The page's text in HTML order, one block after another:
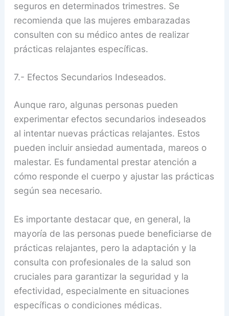
seguros en determinados trimestres. Se
recomienda que las mujeres embarazadas
consulten con su médico antes de realizar
prácticas relajantes específicas.
7.- Efectos Secundarios Indeseados.
Aunque raro, algunas personas pueden
experimentar efectos secundarios indeseados
al intentar nuevas prácticas relajantes. Estos
pueden incluir ansiedad aumentada, mareos o
malestar. Es fundamental prestar atención a
cómo responde el cuerpo y ajustar las prácticas
según sea necesario.
Es importante destacar que, en general, la
mayoría de las personas puede beneficiarse de
prácticas relajantes, pero la adaptación y la
consulta con profesionales de la salud son
cruciales para garantizar la seguridad y la
efectividad, especialmente en situaciones
específicas o condiciones médicas.